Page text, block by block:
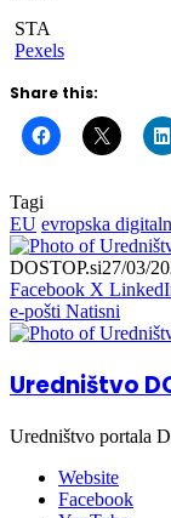
STA
Pexels
Share this:
Tagi
EU evropska
DOSTOP.si27/03/
Facebook X
e-pošti Natisni
Uredništvo
Uredništvo portala
Website
Facebook